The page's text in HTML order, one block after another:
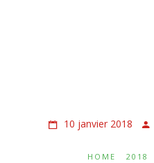
10 janvier 2018
HOME 2018